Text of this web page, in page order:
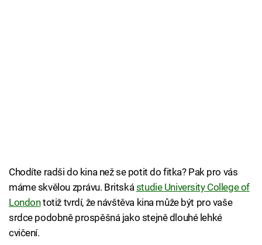
Chodíte radši do kina než se potit do fitka? Pak pro vás
máme skvělou zprávu. Britskástudie University College of
Londontotiž tvrdí, že návštěva kina může být pro vaše
srdce podobně prospěšná jako stejně dlouhé lehké
cvičení.